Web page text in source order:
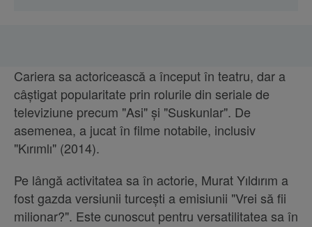
Cariera sa actoricească a început în teatru, dar a
câștigat popularitate prin rolurile din seriale de
televiziune precum "Asi" și "Suskunlar". De
asemenea, a jucat în filme notabile, inclusiv
"Kırımlı" (2014).
Pe lângă activitatea sa în actorie, Murat Yıldırım a
fost gazda versiunii turcești a emisiunii "Vrei să fii
milionar?". Este cunoscut pentru versatilitatea sa în